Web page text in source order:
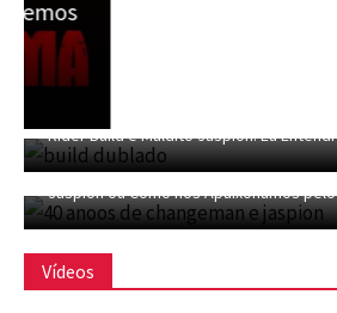
Rider Build e Maldito Jaspion! Eu
CFMC SESSÃO TOKUSATSU 03 – 40
Jaspion ou Como nos Apaixonamos
Vídeos